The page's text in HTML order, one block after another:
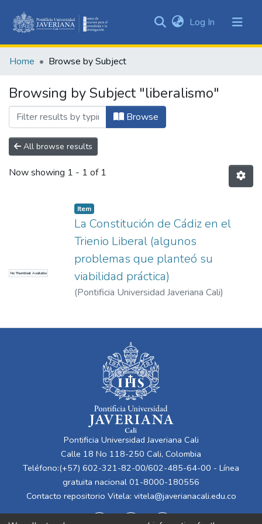
&
All of DSpace
Log In (current)
Home Browse by Subject
Browsing by Subject "liberalismo"
Browse
All browse results
Now showing 1 - 1 of 1
No Thumbnail Available
Item
La Constitución de Cádiz en el
Trienio Liberal (algunos
problemas que planteó su
viabilidad práctica)
(Pontificia Universidad Javeriana Cali)
Pontificia Universidad Javeriana Cali
Calle 18 No 118-250 Cali, Colombia
Teléfono:(+57) 602-321-82-00/602-485-64-00 - Línea
gratuita nacional 01-8000-180556
Contacto repositorio Vitela: vitela@javerianacali.edu.co